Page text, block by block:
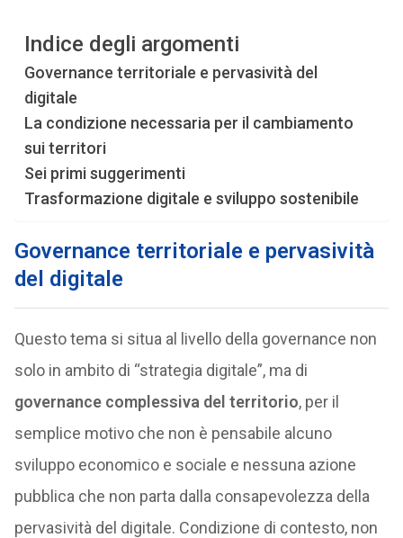
Indice degli argomenti
Governance territoriale e pervasività del
digitale
La condizione necessaria per il cambiamento
sui territori
Sei primi suggerimenti
Trasformazione digitale e sviluppo sostenibile
Governance territoriale e pervasività
del digitale
Questo tema si situa al livello della governance non
solo in ambito di “strategia digitale”, ma di
governance complessiva del territorio, per il
semplice motivo che non è pensabile alcuno
sviluppo economico e sociale e nessuna azione
pubblica che non parta dalla consapevolezza della
pervasività del digitale. Condizione di contesto, non